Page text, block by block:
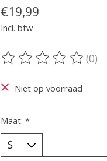
€19,99
Incl. btw
De beoordeling van
(0)
Niet op voorraad
Maat: *